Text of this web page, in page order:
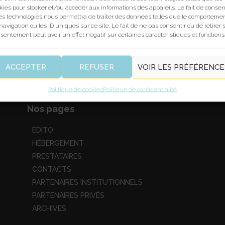
pour stocker et/ou accéder aux informations des appareils. Le fait de
technologies nous permettra de traiter des données telles que le
ou les ID uniques sur ce site. Le fait de ne pas consentir ou de retirer
peut avoir un effet négatif sur certaines caractéristiques et fonctions.
ACCEPTER REFUSER VOIR LES
Politique de cookiesPolitique de confidentialité
Nos pages
EDITO
HÉBERGEMENT
PRESTATAIRES
CONTACTS
PARTENAIRES INSTITUTIONNELS
PARTENAIRES PRIVÉS
ARCHIVES